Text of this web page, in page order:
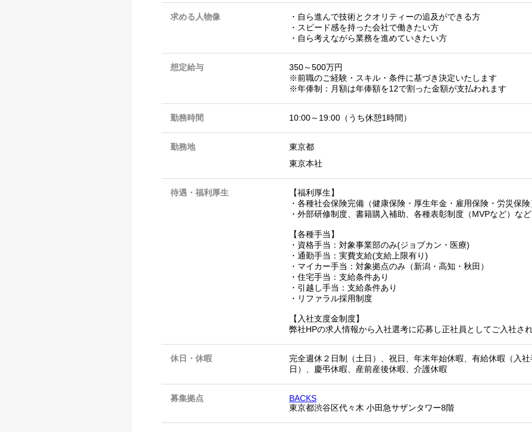
求める人物像
・自ら進んで技術とクオリティーの追及ができる方
・スピード感を持った会社で働きたい方
・自ら考えながら業務を進めていきたい方
想定給与
350～500万円
※前職のご経験・スキル・条件に基づき決定いたします
※年俸制：月額は年俸額を12で割った金額が支払われます
勤務時間 10:00～19:00（うち休憩1時間）
勤務地
東京都
東京本社
待遇・福利厚生
【福利厚生】
・各種社会保険完備（健康保険・厚生年金・雇用保険・労災保険
・外部研修制度、書籍購入補助、各種表彰制度（MVPなど）など
【各種手当】
・資格手当：対象事業部のみ(ジョブカン・医療)
・通勤手当：実費支給(支給上限有り)
・マイカー手当：対象拠点のみ（新潟・高知・秋田）
・住宅手当：支給条件あり
・引越し手当：支給条件あり
・リファラル採用制度
【入社支度金制度】
弊社HPの求人情報から入社選考に応募し正社員としてご入社さ
休日・休暇
完全週休２日制（土日）、祝日、年末年始休暇、有給休暇（入
日）、慶弔休暇、産前産後休暇、介護休暇
募集拠点
BACKS
東京都渋谷区代々木 小田急サザンタワー8階